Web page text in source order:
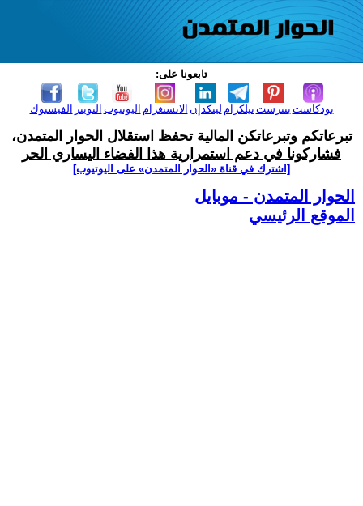
تابعونا على:
الفيسبوك التويتر اليوتيوب الانستغرام لينكدإن تيلكرامبنترست بودكاست
تبرعاتكم وتبرعاتكن المالية تحفظ استقلال الحوار المتمدن،
فشاركونا في دعم استمرارية هذا الفضاء اليساري الحر
[اشترك في قناة ‫«الحوار المتمدن» على اليوتيوب]
الحوار المتمدن - موبايل
الموقع الرئيسي